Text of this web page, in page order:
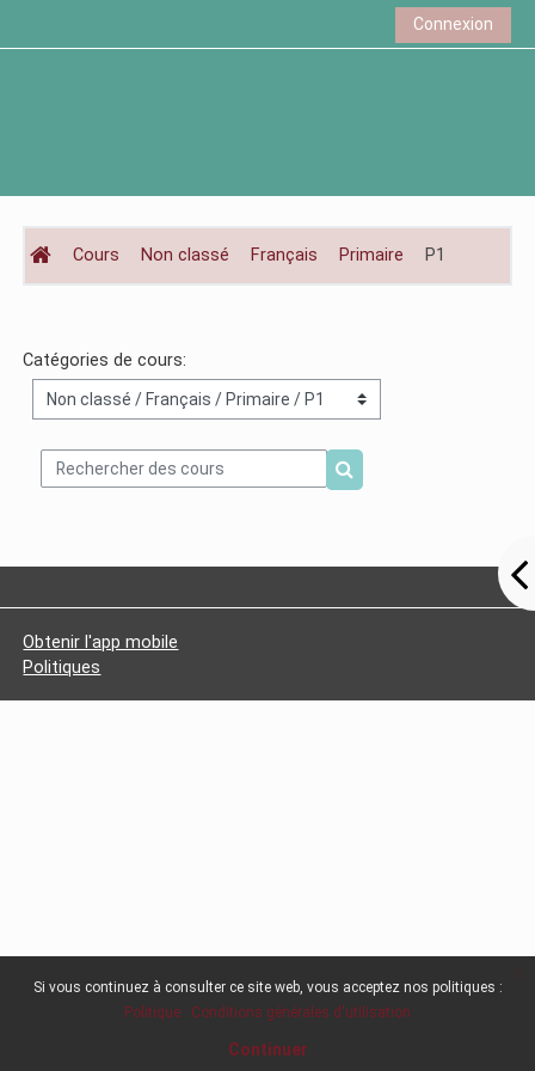
Connexion
Cours Non classé Français Primaire P1
Catégories de cours:
Rechercher des cours
Rechercher des cours
Obtenir l'app mobile
Politiques
Si vous continuez à consulter ce site web, vous acceptez nos politiques :
Politique : Conditions générales d'utilisation
Continuer